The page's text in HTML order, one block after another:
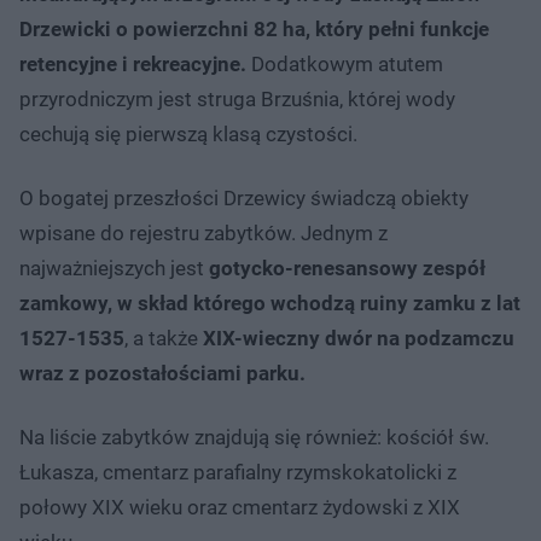
Drzewicki o powierzchni 82 ha, który pełni funkcje
retencyjne i rekreacyjne. Dodatkowym atutem
przyrodniczym jest struga Brzuśnia, której wody
cechują się pierwszą klasą czystości.
O bogatej przeszłości Drzewicy świadczą obiekty
wpisane do rejestru zabytków. Jednym z
najważniejszych jest gotycko-renesansowy zespół
zamkowy, w skład którego wchodzą ruiny zamku z lat
1527-1535, a także XIX-wieczny dwór na podzamczu
wraz z pozostałościami parku.
Na liście zabytków znajdują się również: kościół św.
Łukasza, cmentarz parafialny rzymskokatolicki z
połowy XIX wieku oraz cmentarz żydowski z XIX